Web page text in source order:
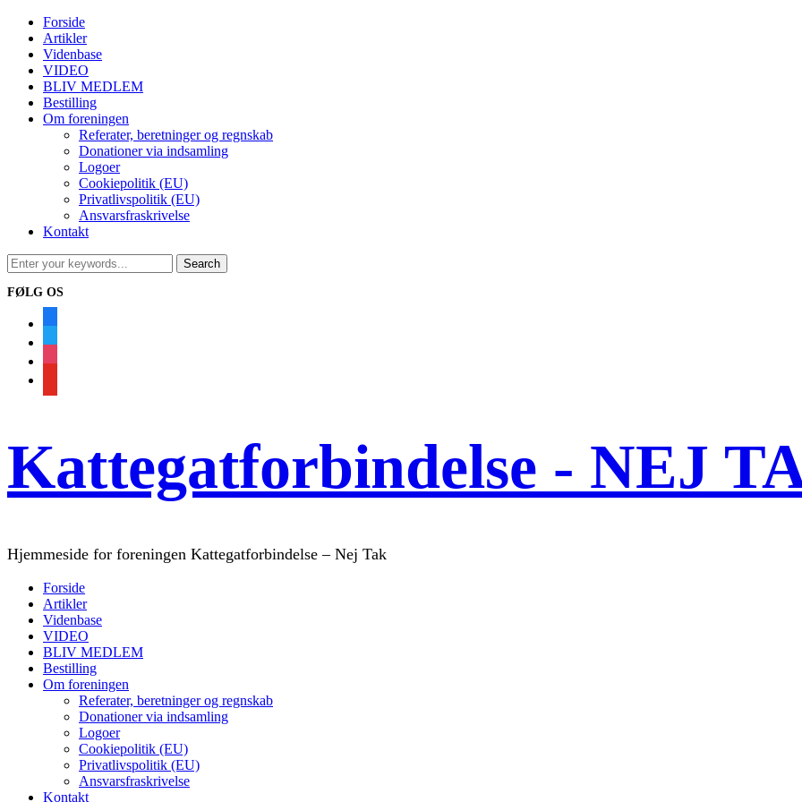
Forside
Artikler
Videnbase
VIDEO
BLIV MEDLEM
Bestilling
Om foreningen
Referater, beretninger og regnskab
Donationer via indsamling
Logoer
Cookiepolitik (EU)
Privatlivspolitik (EU)
Ansvarsfraskrivelse
Kontakt
FØLG OS
Kattegatforbindelse - NEJ
Hjemmeside for foreningen Kattegatforbindelse – Nej Tak
Forside
Artikler
Videnbase
VIDEO
BLIV MEDLEM
Bestilling
Om foreningen
Referater, beretninger og regnskab
Donationer via indsamling
Logoer
Cookiepolitik (EU)
Privatlivspolitik (EU)
Ansvarsfraskrivelse
Kontakt